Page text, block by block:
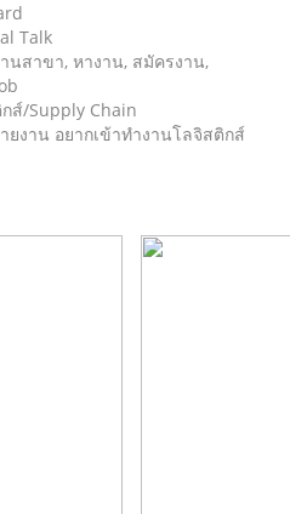
Talk
นสาขา, หางาน, สมัครงาน,
ส์/Supply Chain
ยงาน อยากเข้าทำงานโลจิสติกส์